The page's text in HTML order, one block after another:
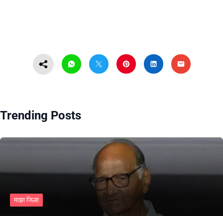
Trending Posts
माझा जिल्हा